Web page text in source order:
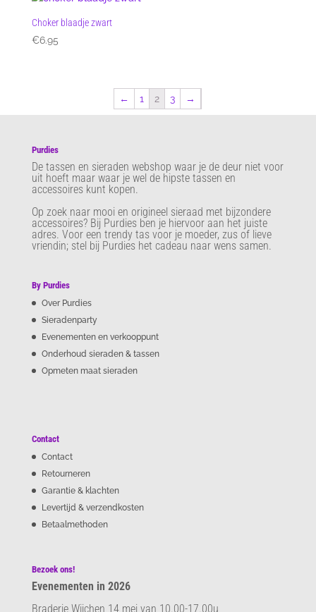
Choker blaadje zwart
€6.95
← 1 2 3 →
Purdies
De tassen en sieraden webshop waar je de deur niet voor
uit hoeft maar waar je wel de hipste tassen en
accessoires kunt kopen.
Op zoek naar mooi en origineel sieraad met bijzondere
accessoires? Bij Purdies ben je hiervoor aan het juiste
adres. Voor een trendy tas voor je moeder, zus of lieve
vriendin; stel bij Purdies het cadeau naar wens samen.
By Purdies
Over Purdies
Sieradenparty
Evenementen en verkooppunt
Onderhoud sieraden & tassen
Opmeten maat sieraden
Contact
Contact
Retourneren
Garantie & klachten
Levertijd & verzendkosten
Betaalmethoden
Bezoek ons!
Evenementen in 2026
Braderie Wijchen 14 mei van 10.00-17.00u